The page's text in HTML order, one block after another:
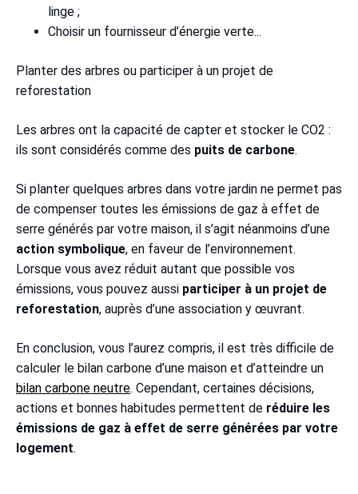
linge ;
Choisir un fournisseur d’énergie verte...
Planter des arbres ou participer à un projet de
reforestation
Les arbres ont la capacité de capter et stocker le CO2 :
ils sont considérés comme des puits de carbone.
Si planter quelques arbres dans votre jardin ne permet pas
de compenser toutes les émissions de gaz à effet de
serre générés par votre maison, il s’agit néanmoins d’une
action symbolique, en faveur de l’environnement.
Lorsque vous avez réduit autant que possible vos
émissions, vous pouvez aussi participer à un projet de
reforestation, auprès d’une association y œuvrant.
En conclusion, vous l’aurez compris, il est très difficile de
calculer le bilan carbone d’une maison et d’atteindre un
bilan carbone neutre. Cependant, certaines décisions,
actions et bonnes habitudes permettent de réduire les
émissions de gaz à effet de serre générées par votre
logement.